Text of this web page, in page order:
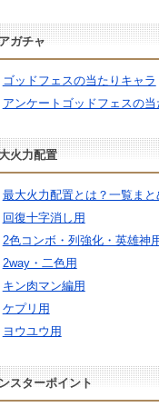
ガチャ
ゴッドフェスの当たりキャラ
アンケートゴッドフェスの当
火力配置
最大火力配置とは？一覧まと
回復十字消し用
2色コンボ・列強化・英雄神
2way・二色用
キン肉マン編用
ケプリ用
ヨウユウ用
スターポイント